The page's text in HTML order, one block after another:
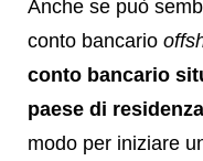
Anche se può
conto bancario
conto bancario
paese di residenza
modo per iniziare